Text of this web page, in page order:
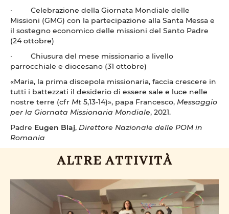
· Celebrazione della Giornata Mondiale delle
Missioni (GMG) con la partecipazione alla Santa Messa e
il sostegno economico delle missioni del Santo Padre
(24 ottobre)
· Chiusura del mese missionario a livello
parrocchiale e diocesano (31 ottobre)
«Maria, la prima discepola missionaria, faccia crescere in
tutti i battezzati il desiderio di essere sale e luce nelle
nostre terre (cfr Mt 5,13-14)», papa Francesco, Messaggio
per la Giornata Missionaria Mondiale, 2021.
Padre Eugen Blaj, Direttore Nazionale delle POM in
Romania
ALTRE ATTIVITÀ